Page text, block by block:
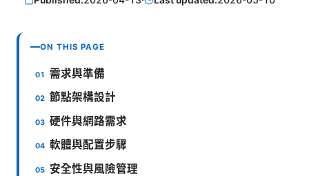
ON THIS PAGE
需求與準備
節點架構設計
硬件與網路需求
軟體與配置步驟
安全性與風險管理